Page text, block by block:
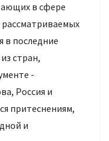
в сфере
в последние
стран,
-
Россия и
притеснениям,
и